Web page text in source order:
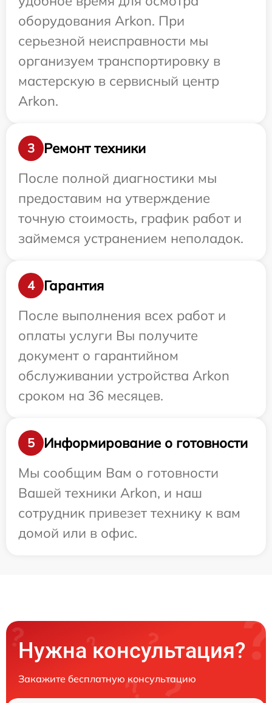
оборудования Arkon. При
серьезной неисправности мы
организуем транспортировку в
мастерскую в сервисный центр
Arkon.
3
Ремонт техники
После полной диагностики мы
предоставим на утверждение
точную стоимость, график работ и
займемся устранением неполадок.
4
Гарантия
После выполнения всех работ и
оплаты услуги Вы получите
документ о гарантийном
обслуживании устройства Arkon
сроком на 36 месяцев.
5
Информирование о готовности
Мы сообщим Вам о готовности
Вашей техники Arkon, и наш
сотрудник привезет технику к вам
домой или в офис.
Нужна консультация?
Закажите бесплатную консультацию